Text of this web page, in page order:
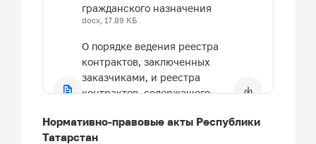
гражданского назначения
docx, 17.89 КБ
О порядке ведения реестра
контрактов, заключенных
заказчиками, и реестра
контрактов, содержащего
Государственную тайну
docx, 29.82 КБ
Нормативно-правовые акты Республики
Татарстан